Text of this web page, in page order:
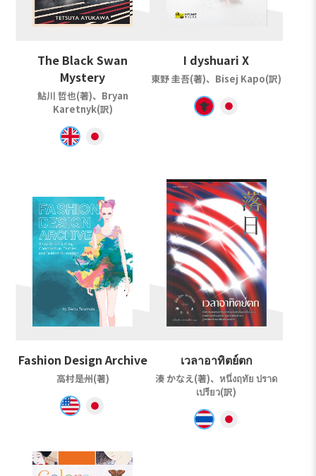
The Black Swan
Mystery
鮎川 哲也(著)、Bryan
Karetnyk(訳)
I dyshuari X
東野 圭吾(著)、Bisej Kapo(訳)
Fashion Design Archive
高村是州(著)
เวลาอาทิตย์ตก
湊 かなえ(著)、หนึ่งฤทัย ปราด
เปรียว(訳)